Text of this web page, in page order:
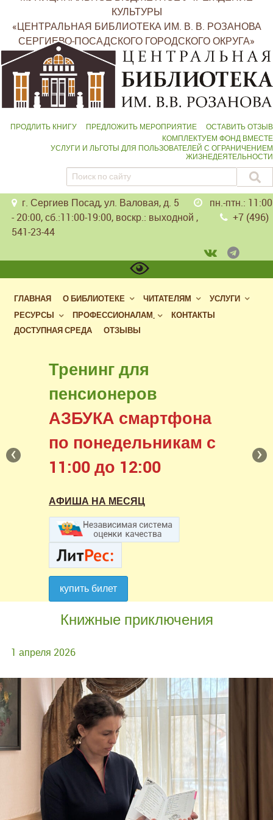
КУЛЬТУРЫ
«ЦЕНТРАЛЬНАЯ БИБЛИОТЕКА ИМ. В. В. РОЗАНОВА
СЕРГИЕВО-ПОСАДСКОГО ГОРОДСКОГО ОКРУГА»
ПРОДЛИТЬ КНИГУ ПРЕДЛОЖИТЬ МЕРОПРИЯТИЕ
ОСТАВИТЬ ОТЗЫВ
КОМПЛЕКТУЕМ ФОНД ВМЕСТЕ
УСЛУГИ И ЛЬГОТЫ ДЛЯ ПОЛЬЗОВАТЕЛЕЙ С ОГРАНИЧЕНИЕМ
ЖИЗНЕДЕЯТЕЛЬНОСТИ
г. Сергиев Посад, ул. Валовая, д. 5
пн.-птн.: 11:00
- 20:00, сб.:11:00-19:00, воскр.: выходной ,
+7 (496)
541-23-44
ГЛАВНАЯ О БИБЛИОТЕКЕ ЧИТАТЕЛЯМ
УСЛУГИ
РЕСУРСЫ
ПРОФЕССИОНАЛАМ
КОНТАКТЫ
ДОСТУПНАЯ СРЕДА
ОТЗЫВЫ
Бесплатный доступ
к фондам российских
библиотек
в нашем читальном зале
АФИША НА МЕСЯЦ
купить билет
Тренинг для
пенсионеров
АЗБУКА смартфона
по понедельникам с
11:00 до 12:00
АФИША НА МЕСЯЦ
купить билет
›
‹
Книжные приключения
1 апреля 2026